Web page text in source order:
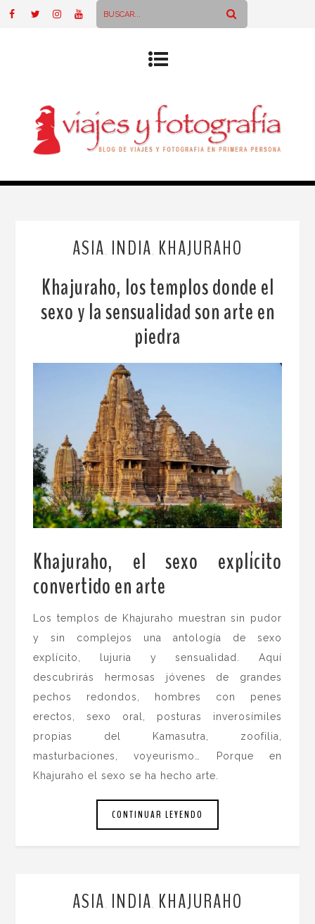
ASIA INDIA KHAJURAHO
Khajuraho, los templos donde el
sexo y la sensualidad son arte en
piedra
Khajuraho, el sexo explícito
convertido en arte
Los templos de Khajuraho muestran sin pudor
y sin complejos una antología de sexo
explícito, lujuria y sensualidad. Aquí
descubrirás hermosas jóvenes de grandes
pechos redondos, hombres con penes
erectos, sexo oral, posturas inverosímiles
propias del Kamasutra, zoofilia,
masturbaciones, voyeurismo… Porque en
Khajuraho el sexo se ha hecho arte.
CONTINUAR LEYENDO
ASIA INDIA KHAJURAHO